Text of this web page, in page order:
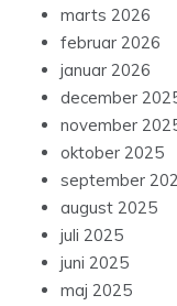
marts 2026
februar 2026
januar 2026
december
november
oktober 2025
september
august 2025
juli 2025
juni 2025
maj 2025